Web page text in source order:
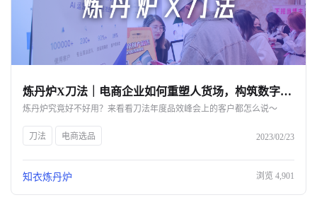
新闻中心
活动中心
关于我们
公司介绍
商机推荐
炼丹炉X刀法｜电商企业如何重塑人货场，构筑数字化护城河？-杭州知衣科技
炼丹炉究竟好不好用？来看看刀法年度品效峰会上的客户都怎么说～
刀法 电商选品 2023/02/23
知衣炼丹炉 浏览 4,901